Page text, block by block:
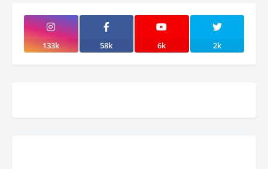
133k 58k 6k 2k